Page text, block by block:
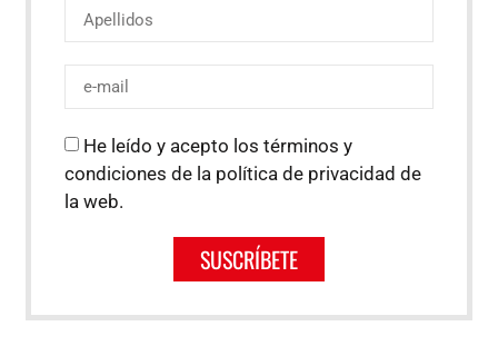
He leído y acepto los términos y
condiciones de la política de privacidad de
la web.
SUSCRÍBETE